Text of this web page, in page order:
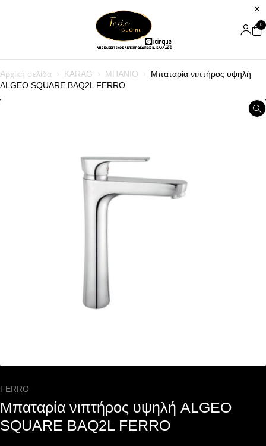
0
Αρχική σελίδα KARAG ΜΠΑΝΙΟ
Μπαταρία νιπτήρος υψηλή
ALGEO SQUARE BAQ2L FERRO
FERRO
Μπαταρία νιπτήρος υψηλή ALGEO
SQUARE BAQ2L FERRO